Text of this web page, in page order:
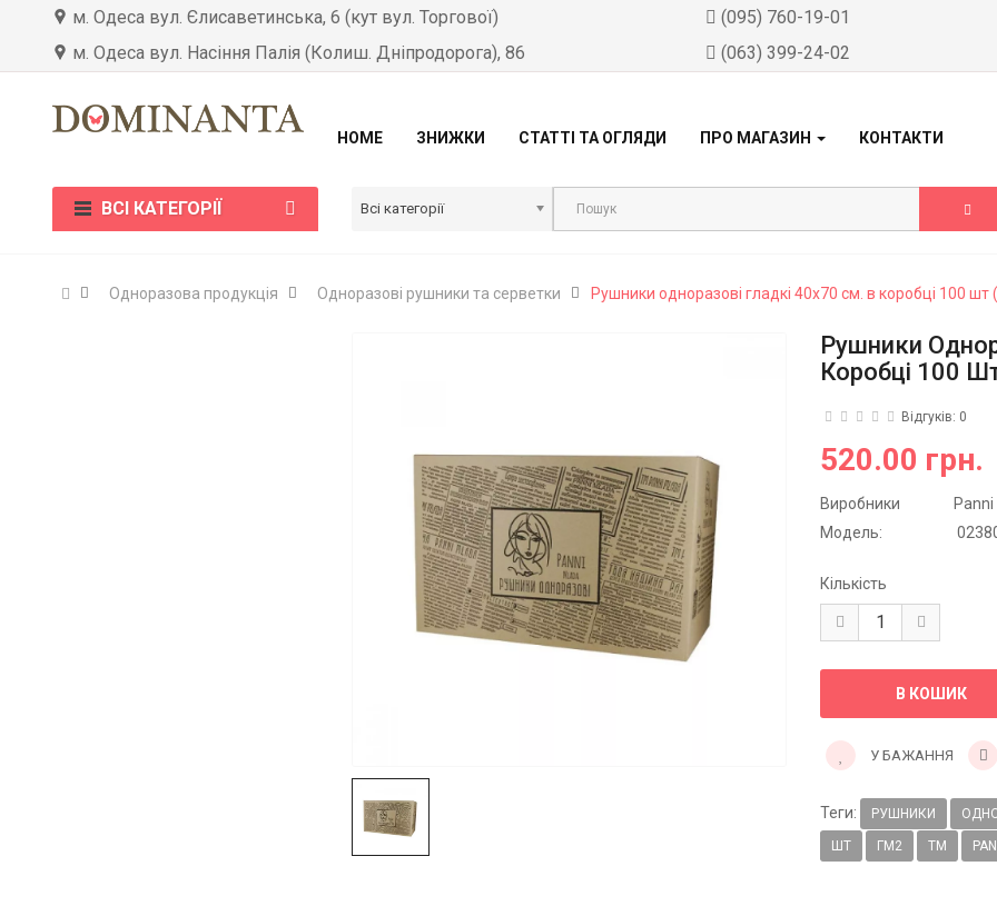
м. Одеса вул. Єлисаветинська, 6 (кут вул. Торгової)
м. Одеса вул. Насіння Палія (Колиш. Дніпродорога), 86
(095) 760-19-01
(063) 399-24-02
HOME ЗНИЖКИ СТАТТІ ТА ОГЛЯДИ ПРО МАГАЗИН КОНТАКТИ
ВСІ КАТЕГОРІЇ Всі категорії
Одноразова продукція Одноразові рушники та серветки Рушники одноразові гладкі 40х70 см. в коробці 100
Рушники
Коробці 100
Відгуків: 0
520.00 грн.
Виробники
Модель:
Кількість
У БАЖАННЯ
Теги: РУШНИКИ
ШТ ГМ2 ТМ